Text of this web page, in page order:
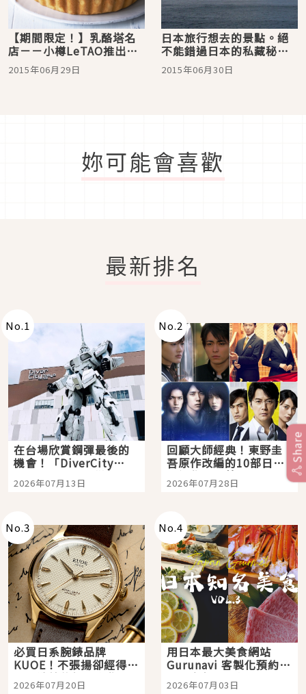
【期間限定！】乳酪塔名
店－－小樽LeTAO推出
「終極乳酪塔」內容物大
有來頭！讓人好奇！好想
2015年06月29日
日本旅行想去的景點。絕
不能錯過日本的私藏秘
境、世界自然遺產認證邁
入10週年的知床半島！／
2015年06月30日
妳可能會喜歡
最新排名
No.1
在台場欣賞鋼彈最後的
機會！「DiverCity
Tokyo Plaza」搭船、
購物、美食及夜景，一
2026年07月13日
No.2
回顧大師經典！東野圭
吾原作改編的10部日本
影視作品推薦
2026年07月28日
No.3
必買日系腕錶品牌
KUOE！不張揚卻經得起
時間洗鍊的經典之作五
2026年07月20日
No.4
用日本最大美食網站
Gurunavi 客製化預約九
大都市餐廳，打造專屬
2026年07月03日
Share